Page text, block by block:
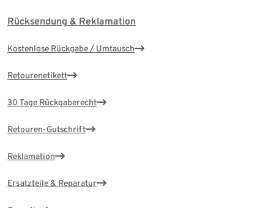
Rücksendung & Reklamation
Kostenlose Rückgabe / Umtausch
Retourenetikett
30 Tage Rückgaberecht
Retouren-Gutschrift
Reklamation
Ersatzteile & Reparatur